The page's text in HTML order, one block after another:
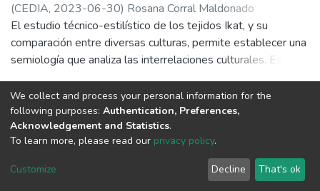
(CEDIA, 2023-06-30) Rosana Corral Maldonado
El estudio técnico-estilístico de los tejidos Ikat, y su
comparación entre diversas culturas, permite establecer una
semiología que analiza las interrelaciones culturales. Estas
destreza y la técnica textil de una sociedad en particular.
Además, se examinan los ornamentos y motivos utilizados,
y especialmente, las innovaciones e influencias que han
ocurrido a lo largo de milenios. En otro contexto, la
estrategia de desarrollo territorial, que enfatiza las
oportunidades alcanzadas por las diferentes culturas en
© 2026. CEDIA copyright
We collect and process your personal information for the
following purposes: Authentication, Preferences,
Acknowledgement and Statistics.
To learn more, please read our privacy policy.
Customize Decline That's ok